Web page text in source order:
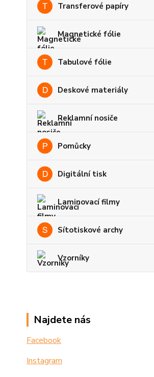
Transferové papíry
Magnetické fólie
Tabulové fólie
Deskové materiály
Reklamní nosiče
Pomůcky
Digitální tisk
Laminovací filmy
Sítotiskové archy
Vzorníky
Najdete nás
Facebook
Instagram